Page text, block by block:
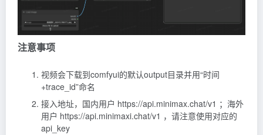
注意事项
视频会下载到comfyui的默认output目录并用“时间
+trace_id”命名
接入地址，国内用户 https://api.minimax.chat/v1 ；海外
用户 https://api.minimaxi.chat/v1 ，请注意使用对应的
api_key